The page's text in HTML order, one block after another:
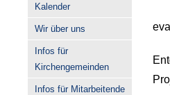
Kalender
Wir über uns
Infos für
Kirchengemeinden
Infos für Mitarbeitende